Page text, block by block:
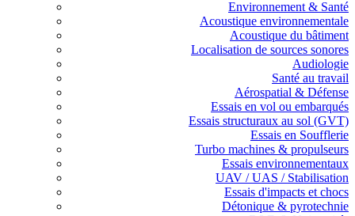
Environnement & Santé
Acoustique environnementale
Acoustique du bâtiment
Localisation de sources sonores
Audiologie
Santé au travail
Aérospatial & Défense
Essais en vol ou embarqués
Essais structuraux au sol (GVT)
Essais en Soufflerie
Turbo machines & propulseurs
Essais environnementaux
UAV / UAS / Stabilisation
Essais d'impacts et chocs
Détonique & pyrotechnie